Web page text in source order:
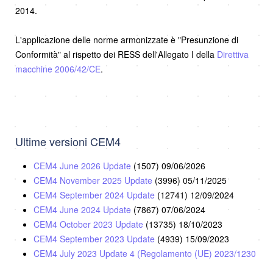
2014.
L'applicazione delle norme armonizzate è "Presunzione di
Conformità" al rispetto dei RESS dell'Allegato I della Direttiva
macchine 2006/42/CE.
Ultime versioni CEM4
CEM4 June 2026 Update (1507) 09/06/2026
CEM4 November 2025 Update (3996) 05/11/2025
CEM4 September 2024 Update (12741) 12/09/2024
CEM4 June 2024 Update (7867) 07/06/2024
CEM4 October 2023 Update (13735) 18/10/2023
CEM4 September 2023 Update (4939) 15/09/2023
CEM4 July 2023 Update 4 (Regolamento (UE) 2023/1230